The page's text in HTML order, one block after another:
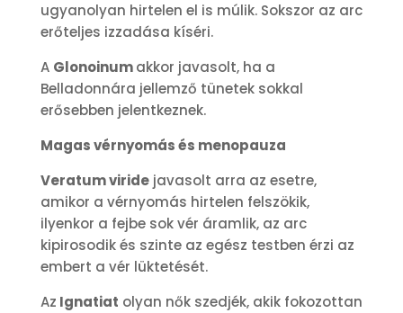
ugyanolyan hirtelen el is múlik. Sokszor az arc
erőteljes izzadása kíséri.
A Glonoinumakkor javasolt, ha a
Belladonnára jellemző tünetek sokkal
erősebben jelentkeznek.
Magas vérnyomás és menopauza
Veratum viridejavasolt arra az esetre,
amikor a vérnyomás hirtelen felszökik,
ilyenkor a fejbe sok vér áramlik, az arc
kipirosodik és szinte az egész testben érzi az
embert a vér lüktetését.
Az Ignatiat olyan nők szedjék, akik fokozottan